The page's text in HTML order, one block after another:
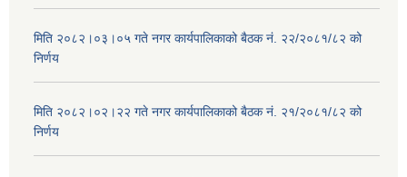
मिति २०८२।०३।०५ गते नगर कार्यपालिकाको बैठक नं. २२/२०८१/८२ को
निर्णय
मिति २०८२।०२।२२ गते नगर कार्यपालिकाको बैठक नं. २१/२०८१/८२ को
निर्णय